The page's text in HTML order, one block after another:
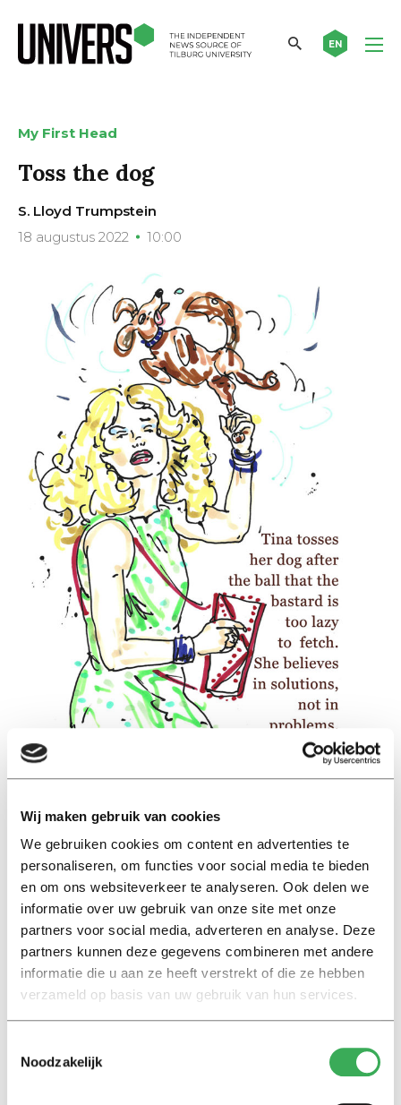
Wij maken gebruik van cookies
We gebruiken cookies om content en advertenties te
personaliseren, om functies voor social media te bieden
en om ons websiteverkeer te analyseren. Ook delen we
informatie over uw gebruik van onze site met onze
partners voor social media, adverteren en analyse. Deze
partners kunnen deze gegevens combineren met andere
informatie die u aan ze heeft verstrekt of die ze hebben
verzameld op basis van uw gebruik van hun services.
Noodzakelijk
EN
My First Head
Toss the dog
S. Lloyd Trumpstein
18 augustus 2022
10:00
Lees ook
Marion Koopmans over online
bedreigingen en desinformatie:
‘Wetenschappers, kom die
ivoren toren uit’